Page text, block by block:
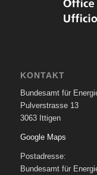
KONTAKT
Bundesamt für
Pulverstrasse 13
3063 Ittigen
Google Maps
Postadresse:
Bundesamt für